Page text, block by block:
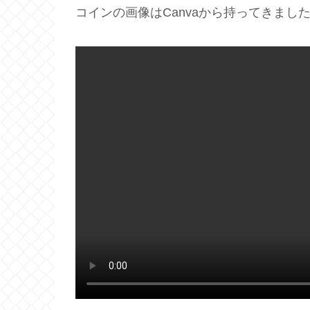
コインの画像はCanvaから持ってきまし